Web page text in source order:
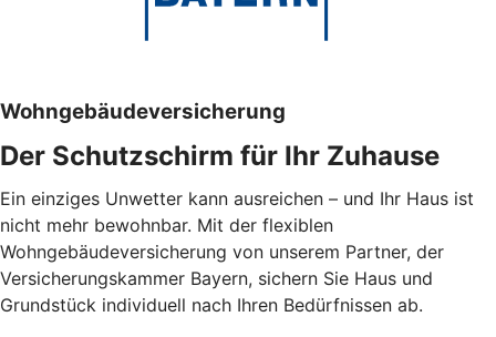
Wohngebäudeversicherung
Der Schutzschirm für Ihr Zuhause
Ein einziges Unwetter kann ausreichen – und Ihr Haus ist
nicht mehr bewohnbar. Mit der flexiblen
Wohngebäudeversicherung von unserem Partner, der
Versicherungskammer Bayern, sichern Sie Haus und
Grundstück individuell nach Ihren Bedürfnissen ab.